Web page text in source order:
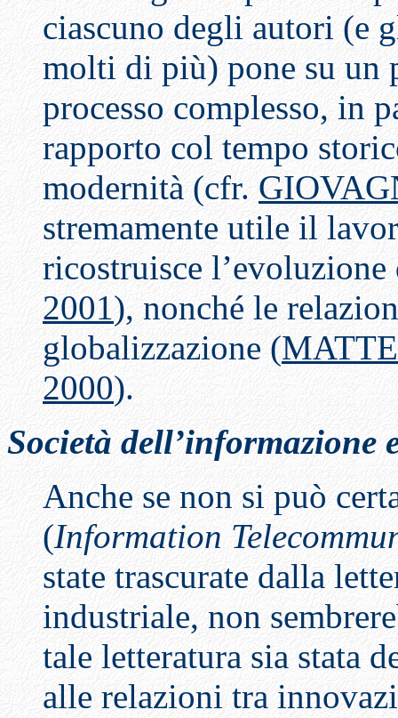
ciascuno degli autori (e
molti di più) pone su un
processo complesso, in
rapporto col tempo
modernità (cfr.
stremamente utile il
ricostruisce
2001), nonché le
globalizzazione (
2000).
Società dell’informazione
Anche se non si può
(Information
state trascurate dalla
industriale, non
tale letteratura sia stata
alle relazioni tra